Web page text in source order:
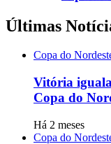
Últimas
Copa do
Vitória
Copa do
Há 2 meses
Copa do